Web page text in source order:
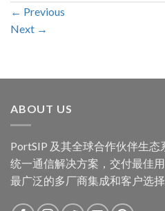
← Previous
Next →
ABOUT US
PortSIP 及其全球合作伙伴生
统一通信解决方案，交付最佳
最广泛的多厂商集成和客户选择